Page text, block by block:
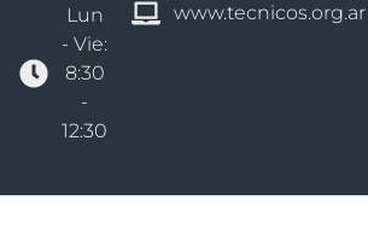
Lun
- Vie:
8:30
-
12:30
www.tecnicos.org.ar